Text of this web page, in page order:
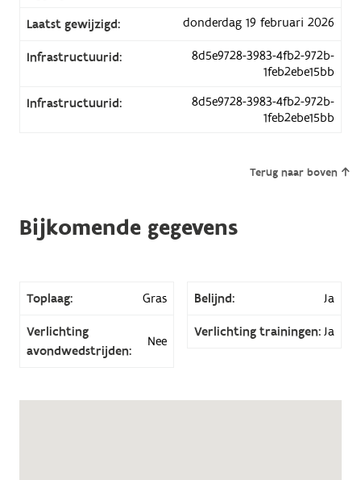
Laatst gewijzigd: donderdag 19 februari 2026
Infrastructuurid:
8d5e9728-3983-4fb2-972b-
1feb2ebe15bb
Infrastructuurid:
8d5e9728-3983-4fb2-972b-
1feb2ebe15bb
Terug naar boven
Bijkomende gegevens
Toplaag: Gras Belijnd: Ja
Verlichting
avondwedstrijden:
Nee
Verlichting trainingen: Ja